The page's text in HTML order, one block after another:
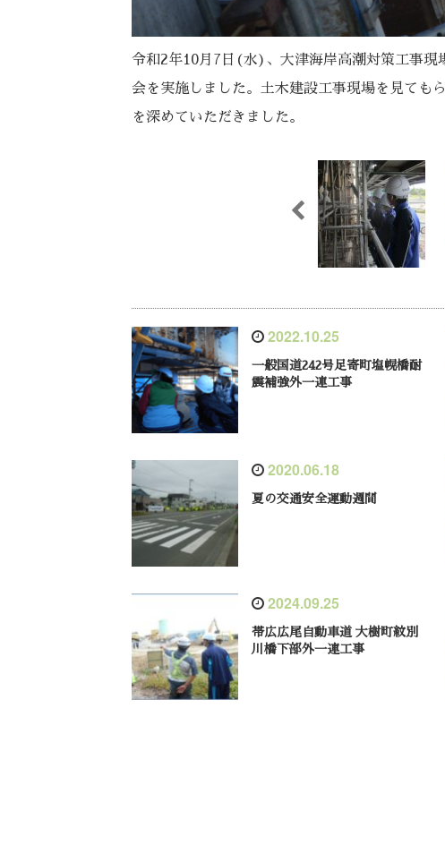
令和2年10月7日(水)、大津海岸高潮対策工事現
会を実施しました。土木建設工事現場を見ても
を深めていただきました。
2022.10.25
一般国道242号足寄町塩幌橋耐
震補強外一連工事
2020.06.18
夏の交通安全運動週間
2024.09.25
帯広広尾自動車道 大樹町紋別
川橋下部外一連工事